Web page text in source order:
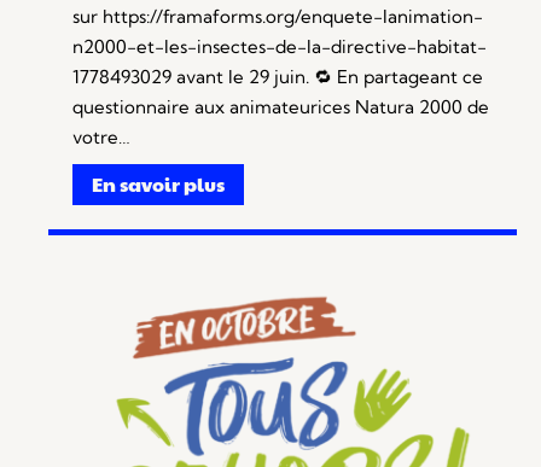
sur https://framaforms.org/enquete-lanimation-
n2000-et-les-insectes-de-la-directive-habitat-
1778493029 avant le 29 juin. 🔁 En partageant ce
questionnaire aux animateurices Natura 2000 de
votre…
En savoir plus